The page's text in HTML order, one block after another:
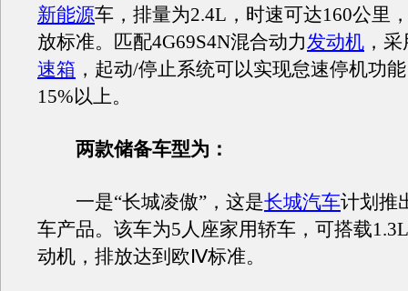
新能源车，排量为2.4L，时速可达160公里
放标准。匹配4G69S4N混合动力发动机 ，
速箱 ，起动/停止系统可以实现怠速停机功
15%以上。
两款储备车型为：
一是“长城凌傲”，这是长城汽车计划推
车产品。该车为5人座家用轿车，可搭载
动机，排放达到欧Ⅳ标准。